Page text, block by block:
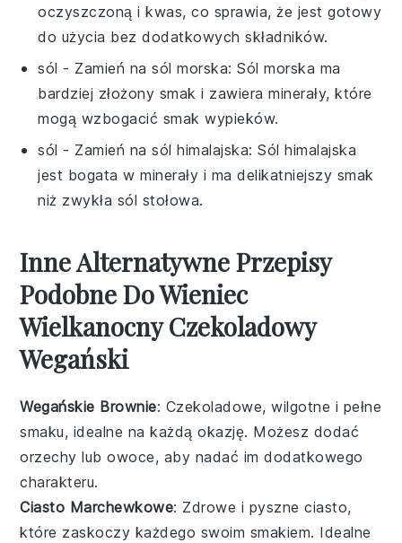
oczyszczoną i kwas, co sprawia, że jest gotowy
do użycia bez dodatkowych składników.
sól - Zamień nasól morska: Sól morska ma
bardziej złożony smak i zawiera minerały, które
mogą wzbogacić smak wypieków.
sól - Zamień nasól himalajska: Sól himalajska
jest bogata w minerały i ma delikatniejszy smak
niż zwykła sól stołowa.
Inne Alternatywne Przepisy
Podobne Do Wieniec
Wielkanocny Czekoladowy
Wegański
Wegańskie Brownie: Czekoladowe, wilgotne i pełne
smaku, idealne na każdą okazję. Możesz dodać
orzechy lub owoce, aby nadać im dodatkowego
charakteru.
Ciasto Marchewkowe: Zdrowe i pyszne ciasto,
które zaskoczy każdego swoim smakiem. Idealne